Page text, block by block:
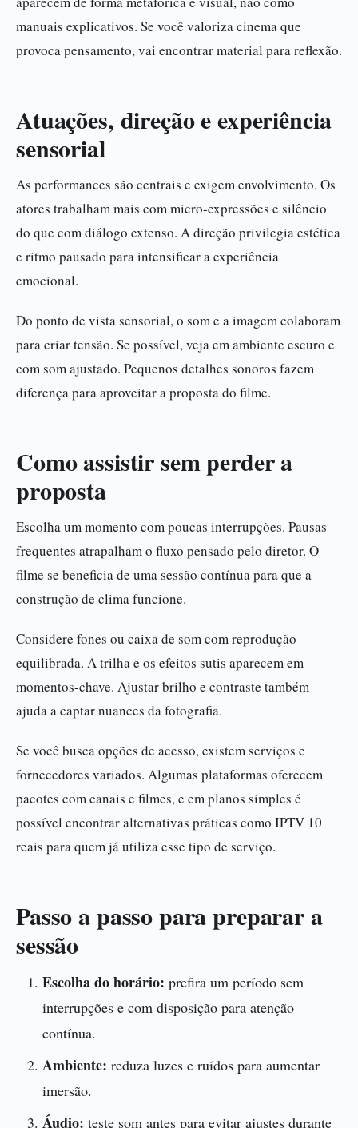
manuais explicativos. Se você valoriza cinema que
provoca pensamento, vai encontrar material para reflexão.
Atuações, direção e experiência
sensorial
As performances são centrais e exigem envolvimento. Os
atores trabalham mais com micro-expressões e silêncio
do que com diálogo extenso. A direção privilegia estética
e ritmo pausado para intensificar a experiência
emocional.
Do ponto de vista sensorial, o som e a imagem colaboram
para criar tensão. Se possível, veja em ambiente escuro e
com som ajustado. Pequenos detalhes sonoros fazem
diferença para aproveitar a proposta do filme.
Como assistir sem perder a
proposta
Escolha um momento com poucas interrupções. Pausas
frequentes atrapalham o fluxo pensado pelo diretor. O
filme se beneficia de uma sessão contínua para que a
construção de clima funcione.
Considere fones ou caixa de som com reprodução
equilibrada. A trilha e os efeitos sutis aparecem em
momentos-chave. Ajustar brilho e contraste também
ajuda a captar nuances da fotografia.
Se você busca opções de acesso, existem serviços e
fornecedores variados. Algumas plataformas oferecem
pacotes com canais e filmes, e em planos simples é
possível encontrar alternativas práticas como IPTV 10
reais para quem já utiliza esse tipo de serviço.
Passo a passo para preparar a
sessão
Escolha do horário: prefira um período sem
interrupções e com disposição para atenção
contínua.
Ambiente: reduza luzes e ruídos para aumentar
imersão.
Áudio: teste som antes para evitar ajustes durante